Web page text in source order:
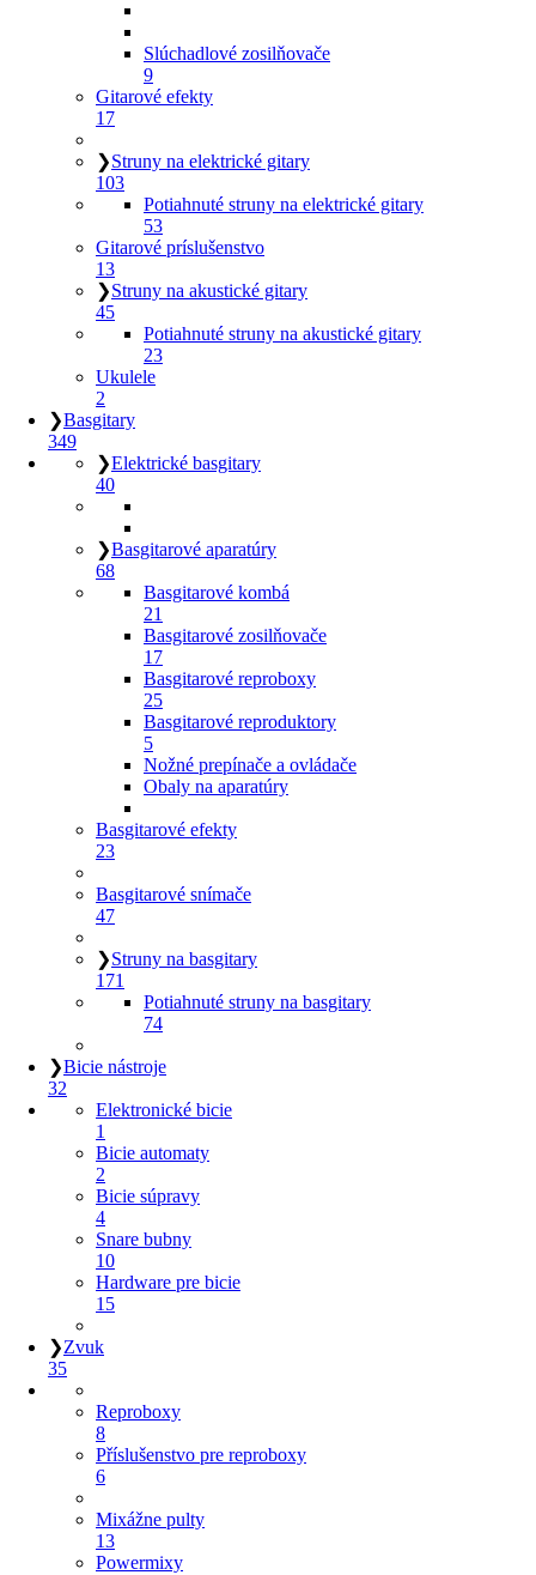
Slúchadlové zosilňovače
9
Gitarové efekty
17
❯Struny na elektrické gitary
103
Potiahnuté struny na elektrické gitary
53
Gitarové príslušenstvo
13
❯Struny na akustické gitary
45
Potiahnuté struny na akustické gitary
23
Ukulele
2
❯Basgitary
349
❯Elektrické basgitary
40
❯Basgitarové aparatúry
68
Basgitarové kombá
21
Basgitarové zosilňovače
17
Basgitarové reproboxy
25
Basgitarové reproduktory
5
Nožné prepínače a ovládače
Obaly na aparatúry
Basgitarové efekty
23
Basgitarové snímače
47
❯Struny na basgitary
171
Potiahnuté struny na basgitary
74
❯Bicie nástroje
32
Elektronické bicie
1
Bicie automaty
2
Bicie súpravy
4
Snare bubny
10
Hardware pre bicie
15
❯Zvuk
35
Reproboxy
8
Příslušenstvo pre reproboxy
6
Mixážne pulty
13
Powermixy